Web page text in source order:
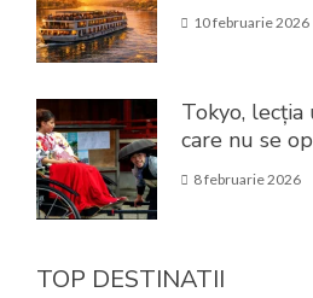
10 februarie 2026
Tokyo,
care nu se
8 februarie 2026
TOP DESTINATII